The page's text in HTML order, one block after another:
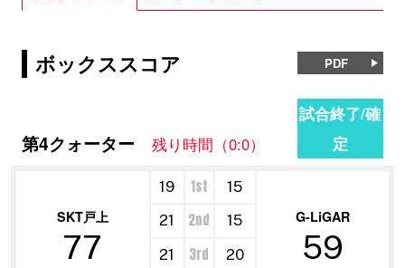
ボックススコア PDF
第4クォーター 残り時間（0:0）
試合終了/確
定
SKT戸上
77
19 1st
15
G-LiGAR
59
21 2nd
15
21
3rd
20